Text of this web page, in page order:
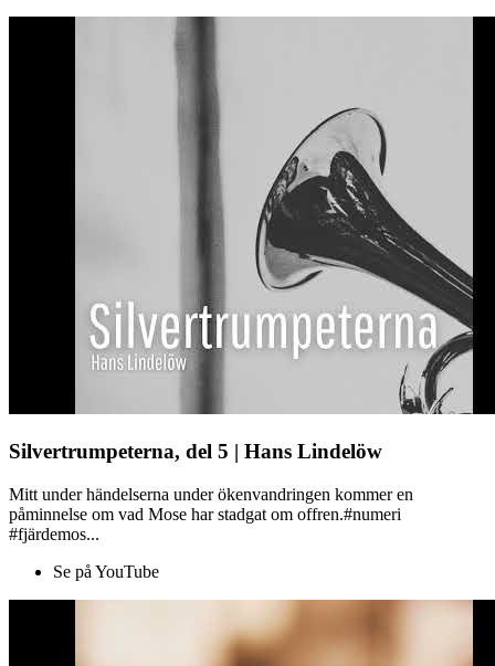
Silvertrumpeterna, del 5 | Hans Lindelöw
Mitt under händelserna under ökenvandringen kommer en
påminnelse om vad Mose har stadgat om offren.#numeri
#fjärdemos...
Se på YouTube